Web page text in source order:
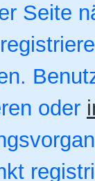
Seite
oder